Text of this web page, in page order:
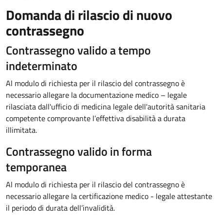
Domanda di rilascio di nuovo
contrassegno
Contrassegno valido a tempo
indeterminato
Al modulo di richiesta per il rilascio del contrassegno è
necessario allegare la documentazione medico – legale
rilasciata dall'ufficio di medicina legale dell'autorità sanitaria
competente comprovante l’effettiva disabilità a durata
illimitata.
Contrassegno valido in forma
temporanea
Al modulo di richiesta per il rilascio del contrassegno è
necessario allegare la certificazione medico - legale attestante
il periodo di durata dell’invalidità.